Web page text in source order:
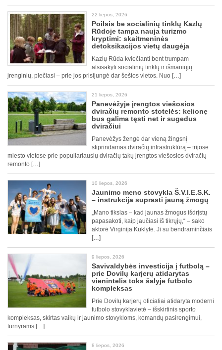
22 liepos, 2026
Poilsis be socialinių tinklų Kazlų
Rūdoje tampa nauja turizmo
kryptimi: skaitmeninės
detoksikacijos vietų daugėja
Kazlų Rūda kviečianti bent trumpam
atsisakyti socialinių tinklų ir išmaniųjų
įrenginių, plečiasi – prie jos prisijungė dar šešios vietos. Nuo […]
21 liepos, 2026
Panevėžyje įrengtos viešosios
dviračių remonto stotelės: kelionę
bus galima tęsti net ir sugedus
dviračiui
Panevėžys žengė dar vieną žingsnį
stiprindamas dviračių infrastruktūrą – trijose
miesto vietose prie populiariausių dviračių takų įrengtos viešosios dviračių
remonto […]
10 liepos, 2026
Jaunimo meno stovykla Š.V.I.E.S.K.
– instrukcija suprasti jauną žmogų
„Mano tikslas – kad jaunas žmogus išdrįstų
papasakoti, kaip jaučiasi iš tikrųjų,“ – sako
aktorė Virginija Kuklytė. Ji su bendraminčiais
[…]
9 liepos, 2026
Savivaldybės investicija į futbolą –
prie Dovilų karjerų atidarytas
vienintelis toks šalyje futbolo
kompleksas
Prie Dovilų karjerų oficialiai atidaryta moderni
futbolo stovyklavietė – išskirtinis sporto
kompleksas, skirtas vaikų ir jaunimo stovykloms, komandų pasirengimui,
turnyrams […]
8 liepos, 2026